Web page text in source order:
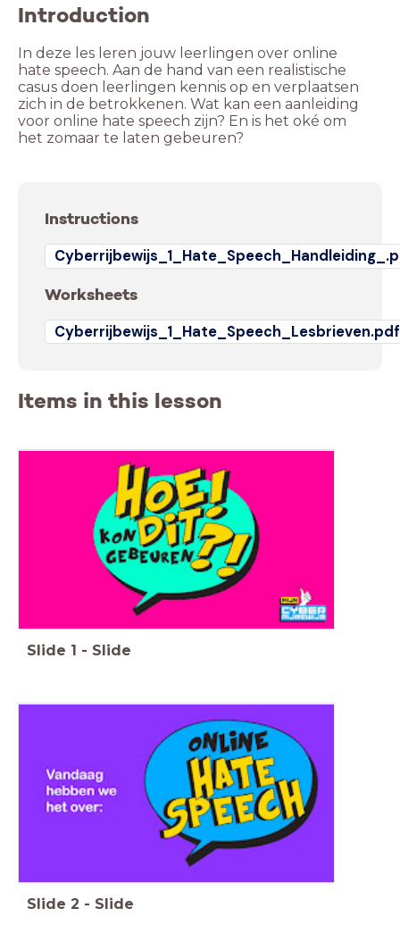
Introduction
In deze les leren jouw leerlingen over online
hate speech. Aan de hand van een realistische
casus doen leerlingen kennis op en verplaatsen
zich in de betrokkenen. Wat kan een aanleiding
voor online hate speech zijn? En is het oké om
het zomaar te laten gebeuren?
Instructions
Worksheets
Cyberrijbewijs_1_Hate_Speech_Lesbrieven.pdf
Items in this lesson
Slide 1 - Slide
Slide 2 - Slide